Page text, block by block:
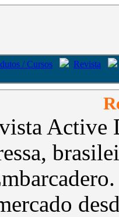
/ Cursos
Revista
Active